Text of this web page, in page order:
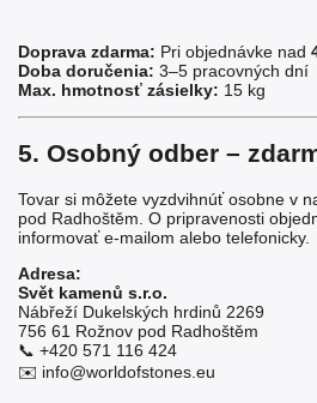
Doprava zdarma: Pri objednávke nad
Doba doručenia: 3–5 pracovných dní
Max. hmotnosť zásielky: 15 kg
5. Osobný odber –
Tovar si môžete vyzdvihnúť osobne v
pod Radhoštěm. O pripravenosti
informovať e-mailom alebo telefonicky.
Adresa:
Svět kamenů s.r.o.
Nábřeží Dukelských hrdinů 2269
756 61 Rožnov pod Radhoštěm
📞 +420 571 116 424
✉️ info@worldofstones.eu